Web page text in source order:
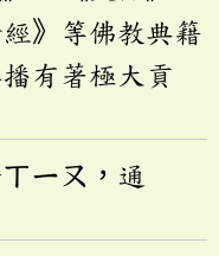
》等佛教典籍
有著極大貢
ㄒㄧㄡ ，通